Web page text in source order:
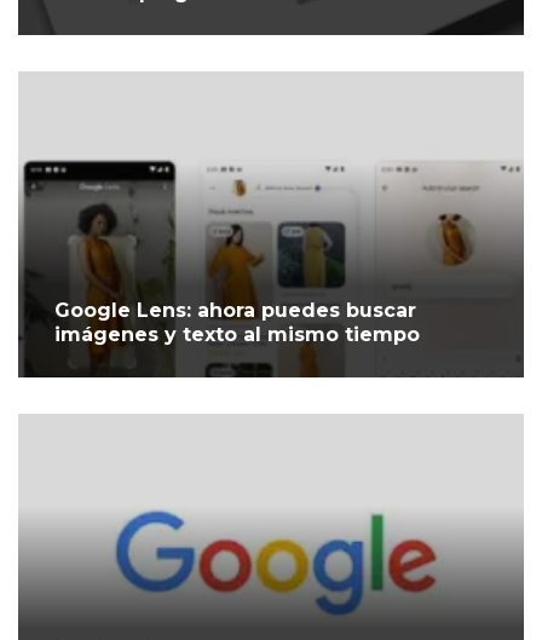
Google Lens: ahora puedes buscar
imágenes y texto al mismo tiempo